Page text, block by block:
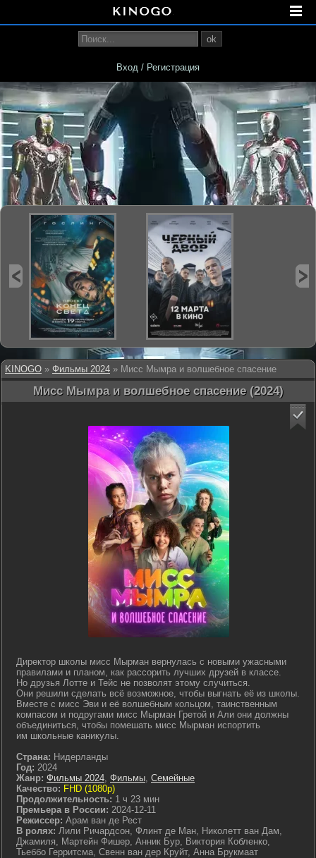
KINOGO » Фильмы 2024 » Мисс Мымра и волшебное спасение
Мисс Мымра и волшебное спасение (2024)
Директор школы мисс Мырман вернулась с новыми ужасными
правилами и планом, как рассорить лучших друзей в классе.
Но друзья Лотте и Тейс не позволят этому случиться.
Они решили сделать всё возможное, чтобы выгнать её из школы.
Вместе с мисс Эви и её волшебным кольцом, таинственным
компасом и подругами мисс Мырман Гретой и Али они должны
объединиться, чтобы помешать мисс Мырман испортить
им школьные каникулы.
Страна: Нидерланды
Год: 2024
Жанр: Фильмы 2024, Фильмы, Семейные
Качество: FHD (1080p)
Продолжительность: 1 ч 23 мин
Премьера в России: 2024-12-11
Режиссер: Арам ван де Рест
В ролях: Лили Ричардсон, Флинт де Ман, Николетт ван Дам,
Джамиля, Мартейн Фишер, Анник Бур, Виктория Кобленко,
Тьеббо Герритсма, Свенн ван дер Круйт, Анна Брукмаат
ok
Вход / Регистрация